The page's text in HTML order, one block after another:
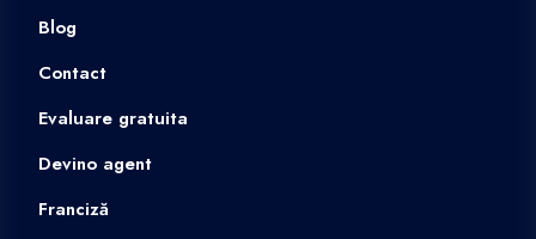
Blog
Contact
Evaluare gratuita
Devino agent
Franciză